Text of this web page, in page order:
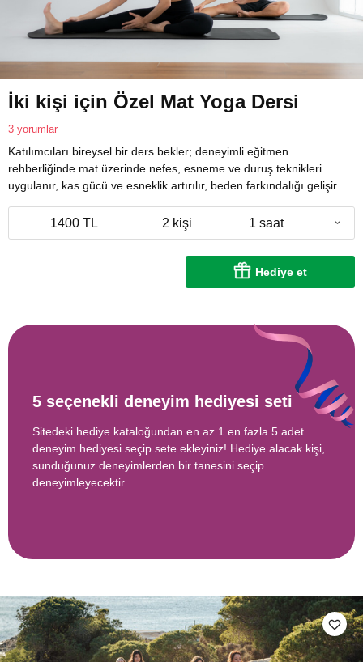
İki kişi için Özel Mat Yoga Dersi
3 yorumlar
Katılımcıları bireysel bir ders bekler; deneyimli eğitmen
rehberliğinde mat üzerinde nefes, esneme ve duruş teknikleri
uygulanır, kas gücü ve esneklik artırılır, beden farkındalığı gelişir.
1400 TL 2 kişi 1 saat
Hediye et
5 seçenekli deneyim hediyesi seti
Sitedeki hediye kataloğundan en az 1 en fazla 5 adet
deneyim hediyesi seçip sete ekleyiniz! Hediye alacak kişi,
sunduğunuz deneyimlerden bir tanesini seçip
deneyimleyecektir.